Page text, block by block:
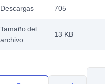
Descargas
705
Tamaño del
archivo
13 KB